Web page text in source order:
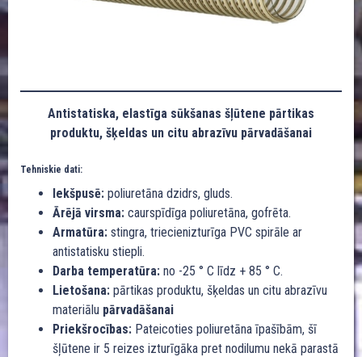
Antistatiska, elastīga sūkšanas šļūtene pārtikas
produktu, šķeldas un citu abrazīvu pārvadāšanai
Tehniskie dati:
Iekšpusē: poliuretāna dzidrs, gluds.
Ārējā virsma: caurspīdīga poliuretāna, gofrēta.
Armatūra: stingra, triecienizturīga PVC spirāle ar
antistatisku stiepli.
Darba temperatūra: no -25 ° C līdz + 85 ° C.
Lietošana: pārtikas produktu, šķeldas un citu abrazīvu
materiālu pārvadāšanai
Priekšrocības: Pateicoties poliuretāna īpašībām, šī
šļūtene ir 5 reizes izturīgāka pret nodilumu nekā parastā